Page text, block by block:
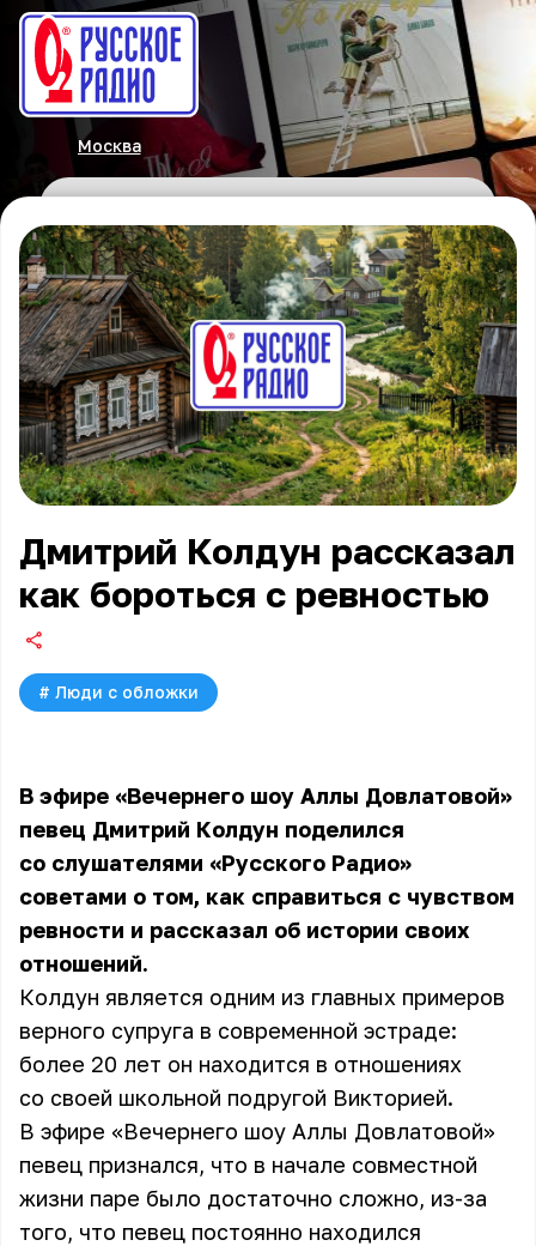
Москва
Дмитрий Колдун рассказал
как бороться с ревностью
# Люди с обложки
В эфире «Вечернего шоу Аллы Довлатовой»
певец Дмитрий Колдун поделился
со слушателями «Русского Радио»
советами о том, как справиться с чувством
ревности и рассказал об истории своих
отношений.
Колдун является одним из главных примеров
верного супруга в современной эстраде:
более 20 лет он находится в отношениях
со своей школьной подругой Викторией.
В эфире «Вечернего шоу Аллы Довлатовой»
певец признался, что в начале совместной
жизни паре было достаточно сложно, из-за
того, что певец постоянно находился